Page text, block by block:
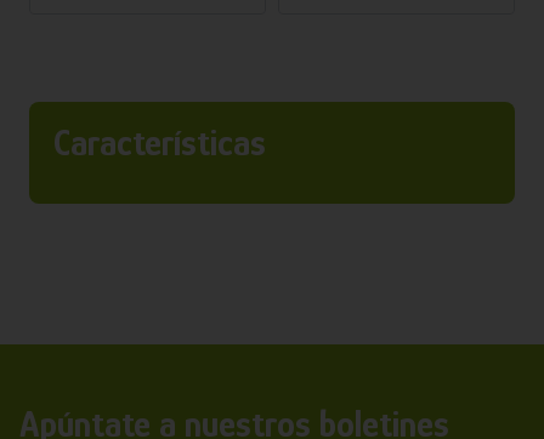
Características
Apúntate a nuestros boletines